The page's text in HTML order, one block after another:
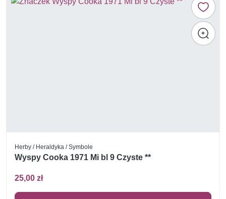
Herby / Heraldyka / Symbole
Wyspy Cooka 1971 Mi bl 9 Czyste **
25,00 zł